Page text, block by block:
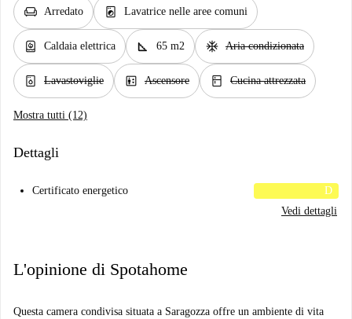
chair Arredato local_laundry_service Lavatrice nelle aree comuni
water_heater Caldaia elettrica square_foot 65 m2 ac_unit Aria condizionata
dishwasher_gen Lavastoviglie elevator Ascensore kitchen Cucina attrezzata
Mostra tutti (12)
Dettagli
Certificato energetico
D
Vedi dettagli
L'opinione di Spotahome
Questa camera condivisa situata a Saragozza offre un ambiente di vita